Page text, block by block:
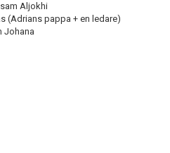
Aljokhi
(Adrians pappa + en ledare)
Johana